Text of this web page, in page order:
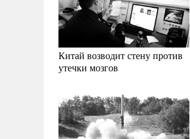
Китай возводит стену против
утечки мозгов